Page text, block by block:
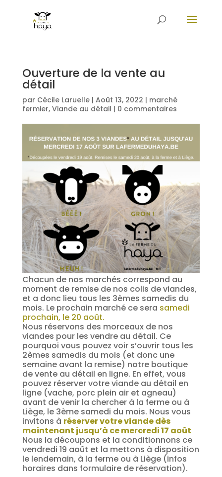
Ouverture de la vente au
détail
par Cécile Laruelle| Août 13, 2022 | marché
fermier, Viande au détail | 0 commentaires
Chacun de nos marchés correspond au
moment de remise de nos colis de viandes,
et a donc lieu tous les 3èmes samedis du
mois. Le prochain marché ce sera samedi
prochain, le 20 août.
Nous réservons des morceaux de nos
viandes pour les vendre au détail. Ce
pourquoi vous pouvez voir s’ouvrir tous les
2èmes samedis du mois (et donc une
semaine avant la remise) notre boutique
de vente au détail en ligne. En effet, vous
pouvez réserver votre viande au détail en
ligne (vache, porc plein air et agneau)
avant de venir la chercher à la ferme ou à
Liège, le 3ème samedi du mois. Nous vous
invitons à réserver votre viande dès
maintenant jusqu’à ce mercredi 17 août
Nous la découpons et la conditionnons ce
vendredi 19 août et la mettons à disposition
le lendemain, à la ferme ou à Liège (infos
horaires dans formulaire de réservation).